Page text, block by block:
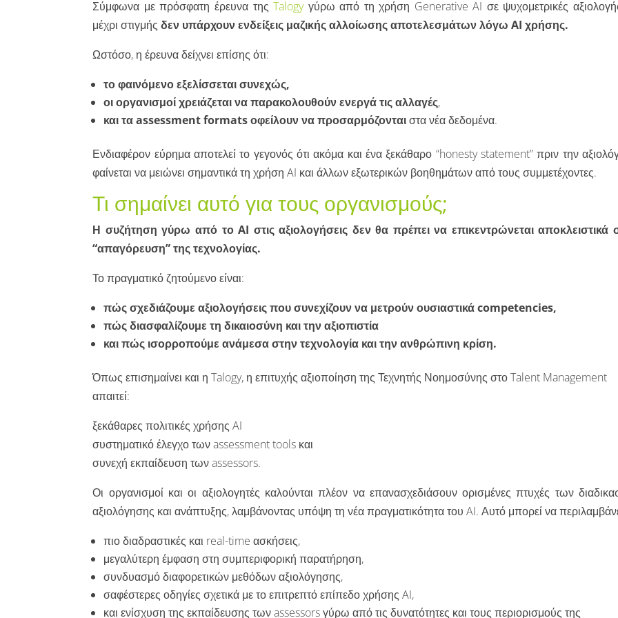
Σύμφωνα με πρόσφατη έρευνα τηςTalogyγύρω από τη χρήση Generative AI σε ψυχομετρικές
μέχρι στιγμήςδεν υπάρχουν ενδείξεις μαζικής αλλοίωσης αποτελεσμάτων λόγω AI χρήσης.
Ωστόσο, η έρευνα δείχνει επίσης ότι:
το φαινόμενο εξελίσσεται συνεχώς,
οι οργανισμοί χρειάζεται να παρακολουθούν ενεργά τις αλλαγές,
και τα assessment formats οφείλουν να προσαρμόζονταιστα νέα δεδομένα.
Ενδιαφέρον εύρημα αποτελεί το γεγονός ότι ακόμα και ένα ξεκάθαρο “honesty statement” πριν την
φαίνεται να μειώνει σημαντικά τη χρήση AI και άλλων εξωτερικών βοηθημάτων από τους συμμετέχοντες.
Τι σημαίνει αυτό για τους οργανισμούς;
Η συζήτηση γύρω από το AI στις αξιολογήσεις δεν θα πρέπει να επικεντρώνεται αποκλειστικά
“απαγόρευση” της τεχνολογίας.
Το πραγματικό ζητούμενο είναι:
πώς σχεδιάζουμε αξιολογήσεις που συνεχίζουν να μετρούν ουσιαστικά competencies,
πώς διασφαλίζουμε τη δικαιοσύνη και την αξιοπιστία
και πώς ισορροπούμε ανάμεσα στην τεχνολογία και την ανθρώπινη κρίση.
Όπως επισημαίνει και η Talogy, η επιτυχής αξιοποίηση της Τεχνητής Νοημοσύνης στο Talent Management
απαιτεί:
ξεκάθαρες πολιτικές χρήσης AI
συστηματικό έλεγχο των assessment tools και
συνεχή εκπαίδευση των assessors.
Οι οργανισμοί και οι αξιολογητές καλούνται πλέον να επανασχεδιάσουν ορισμένες πτυχές των
αξιολόγησης και ανάπτυξης, λαμβάνοντας υπόψη τη νέα πραγματικότητα του AI. Αυτό μπορεί να
πιο διαδραστικές και real-time ασκήσεις,
μεγαλύτερη έμφαση στη συμπεριφορική παρατήρηση,
συνδυασμό διαφορετικών μεθόδων αξιολόγησης,
σαφέστερες οδηγίες σχετικά με το επιτρεπτό επίπεδο χρήσης AI,
και ενίσχυση της εκπαίδευσης των assessors γύρω από τις δυνατότητες και τους περιορισμούς της